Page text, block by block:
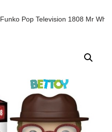
Funko Pop Television 1808 Mr